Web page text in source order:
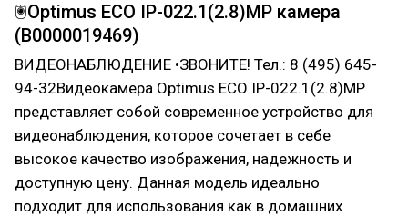
🖲️Optimus ECO IP-022.1(2.8)MP камера
(В0000019469)
ВИДЕОНАБЛЮДЕНИЕ •ЗВОНИТЕ! Тел.: 8 (495) 645-
94-32Видеокамера Optimus ECO IP-022.1(2.8)MP
представляет собой современное устройство для
видеонаблюдения, которое сочетает в себе
высокое качество изображения, надежность и
доступную цену. Данная модель идеально
подходит для использования как в домашних